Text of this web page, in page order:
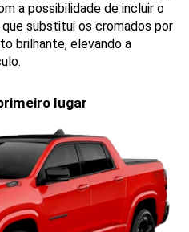
a possibilidade de incluir o
substitui os cromados por
brilhante, elevando a
lugar